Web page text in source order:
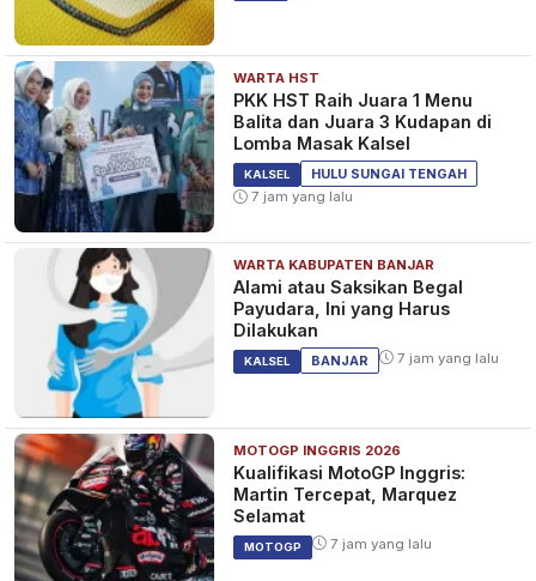
WARTA HST
PKK HST Raih Juara 1 Menu
Balita dan Juara 3 Kudapan di
Lomba Masak Kalsel
KALSEL
HULU SUNGAI TENGAH
7 jam yang lalu
WARTA KABUPATEN BANJAR
Alami atau Saksikan Begal
Payudara, Ini yang Harus
Dilakukan
KALSEL BANJAR 7 jam yang lalu
MOTOGP INGGRIS 2026
Kualifikasi MotoGP Inggris:
Martin Tercepat, Marquez
Selamat
MOTOGP 7 jam yang lalu